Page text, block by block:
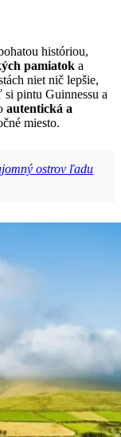
históriou,
pamiatok a
niet nič lepšie,
pintu Guinnessu a
autentická a
miesto.
ostrov ľadu